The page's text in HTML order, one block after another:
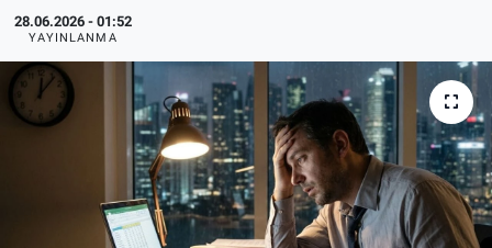
28.06.2026 - 01:52
YAYINLANMA
Yerel Haber
Politika
SPOR
RESMİ İLAN